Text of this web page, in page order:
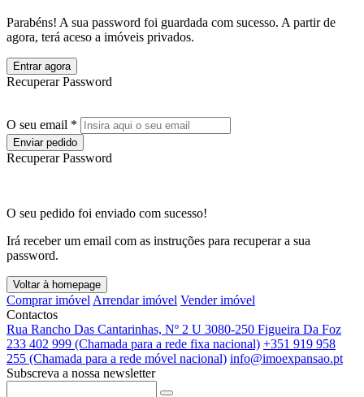
Parabéns! A sua password foi guardada com sucesso. A partir de
agora, terá aceso a imóveis privados.
Entrar agora
Recuperar Password
O seu email *
Enviar pedido
Recuperar Password
O seu pedido foi enviado com sucesso!
Irá receber um email com as instruções para recuperar a sua
password.
Voltar à homepage
Comprar imóvel Arrendar imóvel Vender imóvel
Contactos
Rua Rancho Das Cantarinhas, Nº 2 U 3080-250 Figueira Da Foz
233 402 999 (Chamada para a rede fixa nacional) +351 919 958
255 (Chamada para a rede móvel nacional) info@imoexpansao.pt
Subscreva a nossa newsletter